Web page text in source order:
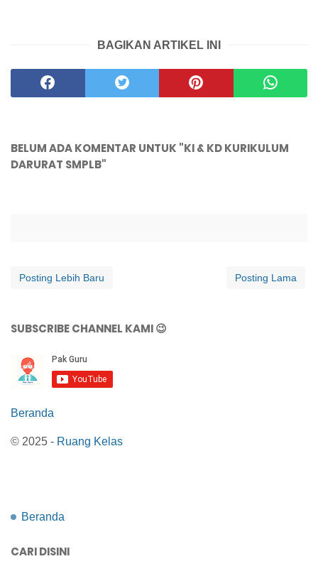
BAGIKAN ARTIKEL INI
BELUM ADA KOMENTAR UNTUK "KI & KD KURIKULUM
DARURAT SMPLB"
Posting Lebih Baru Posting Lama
SUBSCRIBE CHANNEL KAMI 😉
Beranda
© 2025 - Ruang Kelas
Beranda
CARI DISINI